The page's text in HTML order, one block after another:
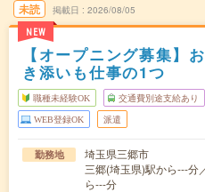
未読
NEW
掲載日 2026/08/05
【オープニング募集】
き添いも仕事の1つ
職種未経験OK 交通費別途支給あり
WEB登録OK 派遣
勤務地
埼玉県三郷市
三郷(埼玉県)駅から---分
ら---分